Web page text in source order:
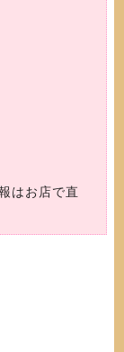
はお店で直